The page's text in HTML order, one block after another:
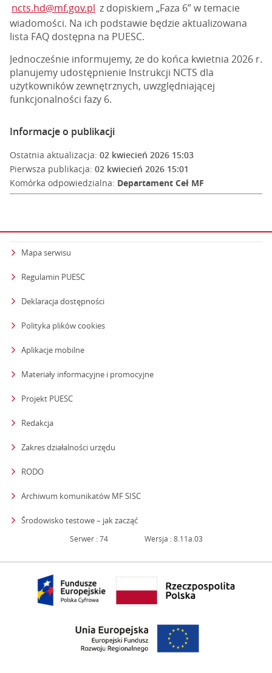
ncts.hd@mf.gov.pl z dopiskiem „Faza 6” w temacie
wiadomości. Na ich podstawie będzie aktualizowana
lista FAQ dostępna na PUESC.
Jednocześnie informujemy, że do końca kwietnia 2026 r.
planujemy udostępnienie Instrukcji NCTS dla
użytkowników zewnętrznych, uwzględniającej
funkcjonalności fazy 6.
Informacje o publikacji
Ostatnia aktualizacja: 02 kwiecień 2026 15:03
Pierwsza publikacja: 02 kwiecień 2026 15:01
Komórka odpowiedzialna: Departament Ceł MF
Mapa serwisu
Regulamin PUESC
Deklaracja dostępności
Polityka plików cookies
Aplikacje mobilne
Materiały informacyjne i promocyjne
Projekt PUESC
Redakcja
Zakres działalności urzędu
RODO
Archiwum komunikatów MF SISC
Środowisko testowe – jak zacząćstrona otwiera się w nowym oknie
Serwer : 74 Wersja : 8.11a.03